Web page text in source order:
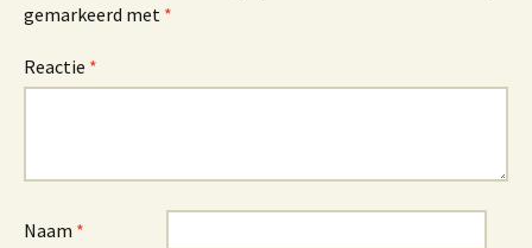
gemarkeerd met *
Reactie *
Naam *